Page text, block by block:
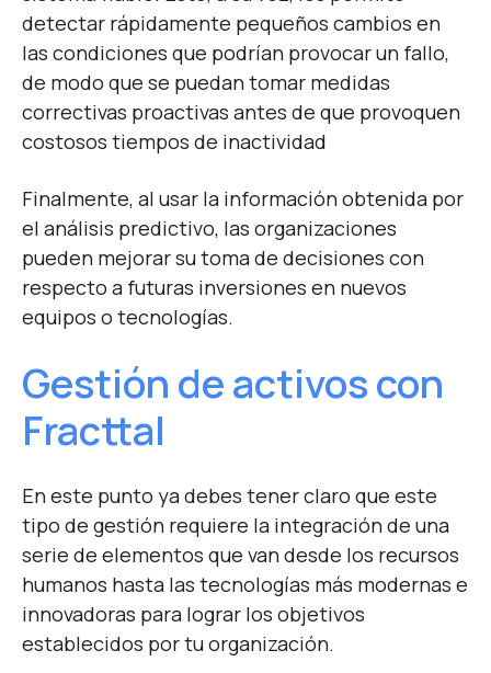
detectar rápidamente pequeños cambios en
las condiciones que podrían provocar un fallo,
de modo que se puedan tomar medidas
correctivas proactivas antes de que provoquen
costosos tiempos de inactividad
Finalmente, al usar la información obtenida por
el análisis predictivo, las organizaciones
pueden mejorar su toma de decisiones con
respecto a futuras inversiones en nuevos
equipos o tecnologías.
Gestión de activos con
Fracttal
En este punto ya debes tener claro que este
tipo de gestión requiere la integración de una
serie de elementos que van desde los recursos
humanos hasta las tecnologías más modernas e
innovadoras para lograr los objetivos
establecidos por tu organización.